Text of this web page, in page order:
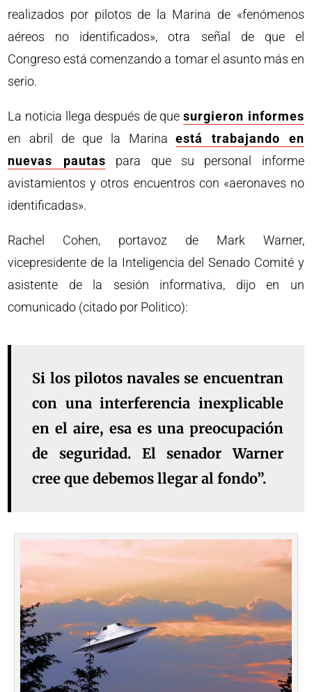
realizados por pilotos de la Marina de «fenómenos
aéreos no identificados», otra señal de que el
Congreso está comenzando a tomar el asunto más en
serio.
La noticia llega después de quesurgieron informes
en abril de que la Marinaestá trabajando en
nuevas pautas para que su personal informe
avistamientos y otros encuentros con «aeronaves no
identificadas».
Rachel Cohen, portavoz de Mark Warner,
vicepresidente de la Inteligencia del Senado Comité y
asistente de la sesión informativa, dijo en un
comunicado (citado por Politico):
Si los pilotos navales se encuentran
con una interferencia inexplicable
en el aire, esa es una preocupación
de seguridad. El senador Warner
cree que debemos llegar al fondo”.